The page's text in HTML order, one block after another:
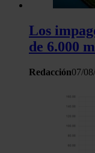
Los
de 6.000
Redacción07/